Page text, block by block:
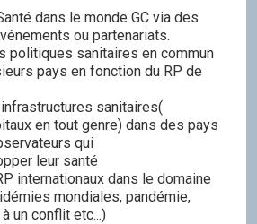
dans le monde GC via des
ou partenariats.
politiques sanitaires en commun
pays en fonction du RP de
sanitaires(
en tout genre) dans des pays
qui
leur santé
internationaux dans le domaine
mondiales, pandémie,
un conflit etc...)